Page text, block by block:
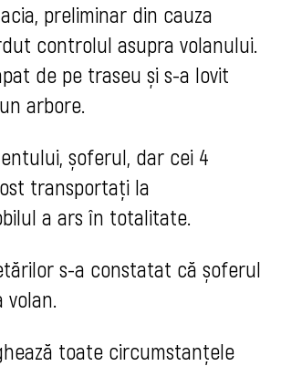
preliminar din cauza
controlul asupra volanului.
de pe traseu și s-a lovit
arbore.
șoferul, dar cei 4
transportați la
a ars în totalitate.
s-a constatat că șoferul
volan.
toate circumstanțele